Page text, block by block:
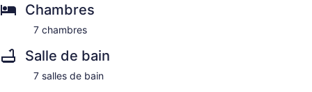
Chambres
7 chambres
Salle de bain
7 salles de bain